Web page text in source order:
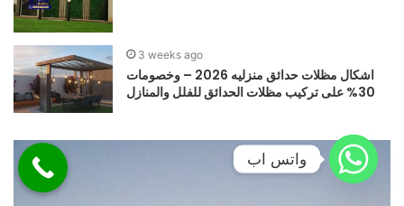
3 weeks ago
اشكال مظلات حدائق منزليه 2026 – وخصومات
واتس اب